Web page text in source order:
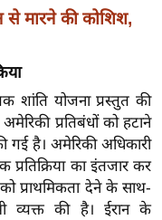
मारने की कोशिश,
शांति योजना प्रस्तुत की
प्रतिबंधों को हटाने
है। अमेरिकी अधिकारी
प्रतिक्रिया का इंतजार कर
को प्राथमिकता देने के साथ-
व्यक्त की है। ईरान के